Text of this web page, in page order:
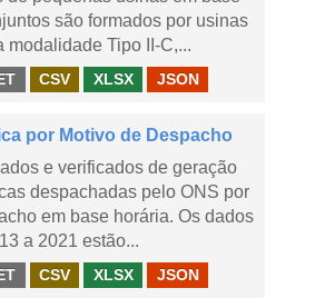
são formados por usinas
modalidade Tipo II-C,...
CSV XLSX JSON
por Motivo de Despacho
e verificados de geração
despachadas pelo ONS por
em base horária. Os dados
a 2021 estão...
CSV XLSX JSON